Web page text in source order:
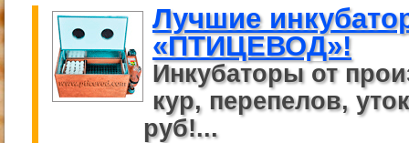
Лучшие
«ПТИЦЕВОД»!
Инкубаторы от
кур, перепелов,
руб!...